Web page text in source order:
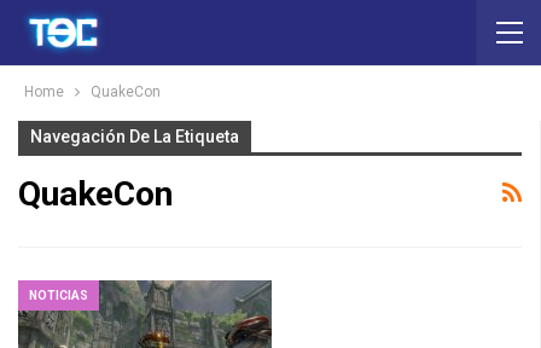
Home QuakeCon
Navegación De La Etiqueta
QuakeCon
NOTICIAS